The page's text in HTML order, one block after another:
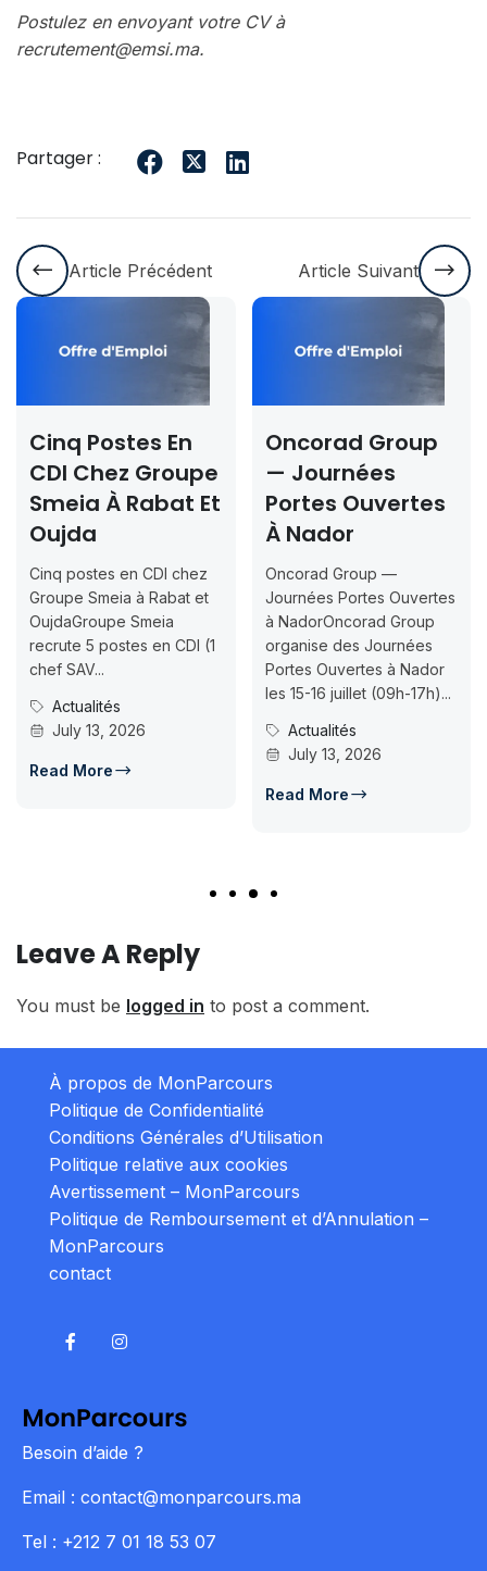
Postulez en envoyant votre CV à
recrutement@emsi.ma.
Partager :
Article Précédent Article Suivant
Cinq Postes En
CDI Chez Groupe
Smeia À Rabat Et
Oujda
Cinq postes en CDI chez
Groupe Smeia à Rabat et
OujdaGroupe Smeia
recrute 5 postes en CDI (1
chef SAV...
Actualités
July 13, 2026
Read More
Oncorad Group
— Journées
Portes Ouvertes
À Nador
Oncorad Group —
Journées Portes Ouvertes
à NadorOncorad Group
organise des Journées
Portes Ouvertes à Nador
les 15-16 juillet (09h-17h)...
Actualités
July 13, 2026
Read More
Leave A Reply
You must be logged in to post a comment.
À propos de MonParcours
Politique de Confidentialité
Conditions Générales d’Utilisation
Politique relative aux cookies
Avertissement – MonParcours
Politique de Remboursement et d’Annulation –
MonParcours
contact
Besoin d’aide ?
Email : contact@monparcours.ma
Tel : +212 7 01 18 53 07